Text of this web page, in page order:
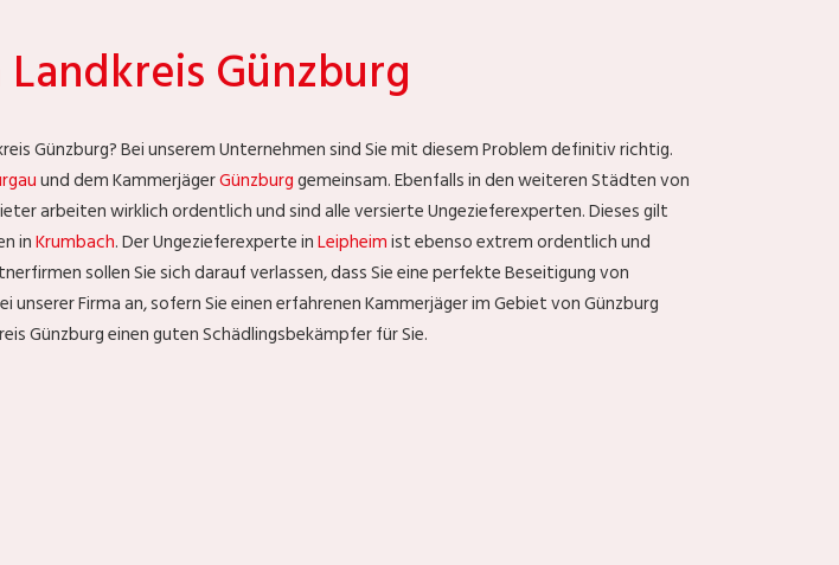
Günzburg
Günzburg? Bei unserem Unternehmen sind Sie mit diesem Problem definitiv richtig.
und dem KammerjägerGünzburggemeinsam. Ebenfalls in den weiteren Städten von
arbeiten wirklich ordentlich und sind alle versierte Ungezieferexperten. Dieses gilt
inKrumbach. Der Ungezieferexperte inLeipheimist ebenso extrem ordentlich und
sollen Sie sich darauf verlassen, dass Sie eine perfekte Beseitigung von
Firma an, sofern Sie einen erfahrenen Kammerjäger im Gebiet von Günzburg
Günzburg einen guten Schädlingsbekämpfer für Sie.